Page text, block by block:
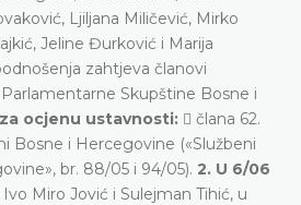
Ljiljana Miličević, Mirko
Jeline Đurković i Marija
zahtjeva članovi
Skupštine Bosne i
ocjenu ustavnosti:  člana 62.
Bosne i Hercegovine («Službeni
br. 88/05 i 94/05). 2. U 6/06
Ivo Miro Jović i Sulejman Tihić, u